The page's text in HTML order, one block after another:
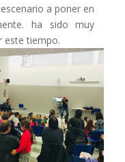
a poner en
ha sido muy
este tiempo.